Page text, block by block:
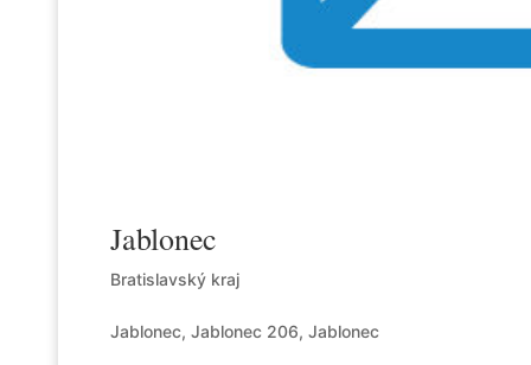
Jablonec
Bratislavský kraj
Jablonec, Jablonec 206, Jablonec